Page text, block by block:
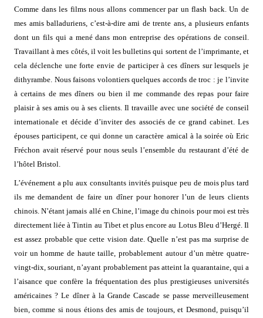
Comme dans les films nous allons commencer par un flash back. Un de
mes amis balladuriens, c’est-à-dire ami de trente ans, a plusieurs enfants
dont un fils qui a mené dans mon entreprise des opérations de conseil.
Travaillant à mes côtés, il voit les bulletins qui sortent de l’imprimante, et
cela déclenche une forte envie de participer à ces dîners sur lesquels je
dithyrambe. Nous faisons volontiers quelques accords de troc : je l’invite
à certains de mes dîners ou bien il me commande des repas pour faire
plaisir à ses amis ou à ses clients. Il travaille avec une société de conseil
internationale et décide d’inviter des associés de ce grand cabinet. Les
épouses participent, ce qui donne un caractère amical à la soirée où Eric
Fréchon avait réservé pour nous seuls l’ensemble du restaurant d’été de
l’hôtel Bristol.
L’événement a plu aux consultants invités puisque peu de mois plus tard
ils me demandent de faire un dîner pour honorer l’un de leurs clients
chinois. N’étant jamais allé en Chine, l’image du chinois pour moi est très
directement liée à Tintin au Tibet et plus encore au Lotus Bleu d’Hergé. Il
est assez probable que cette vision date. Quelle n’est pas ma surprise de
voir un homme de haute taille, probablement autour d’un mètre quatre-
vingt-dix, souriant, n’ayant probablement pas atteint la quarantaine, qui a
l’aisance que confère la fréquentation des plus prestigieuses universités
américaines ? Le dîner à la Grande Cascade se passe merveilleusement
bien, comme si nous étions des amis de toujours, et Desmond, puisqu’il